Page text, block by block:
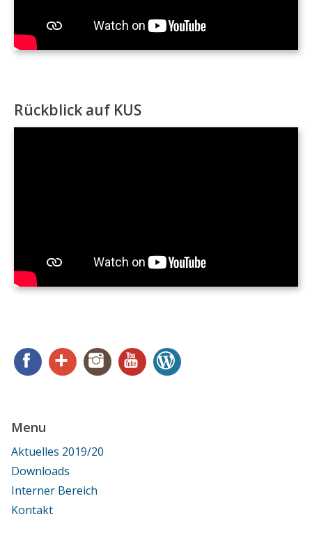
Rückblick auf KUS
FacebookGoogle+ InstagramYouTube
Menu
Aktuelles 2019/20
Downloads
Interner Bereich
Kontakt